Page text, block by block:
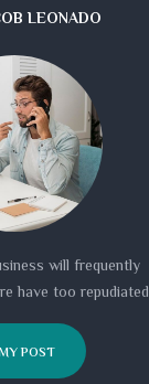
LEONADO
will frequently
have too repudiated.
POST